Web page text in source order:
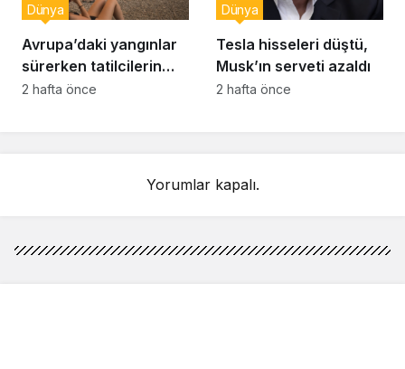
Avrupa’daki yangınlar
sürerken tatilcilerin
kayıtsızlığı tepki yarattı
Dünya
2 hafta önce
Tesla hisseleri düştü,
Musk’ın serveti azaldı
Dünya
2 hafta önce
Yorumlar kapalı.